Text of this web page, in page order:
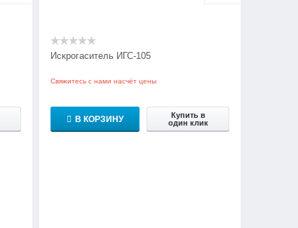
Искрогаситель ИГС-105
Свяжитесь с нами насчёт цены
В КОРЗИНУ
Купить в
один клик